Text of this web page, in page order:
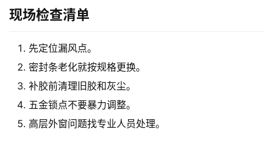
装
维
门
业
现场检查清单
先定位漏风点。
密封条老化就按规格更换。
补胶前清理旧胶和灰尘。
五金锁点不要暴力调整。
高层外窗问题找专业人员处理。